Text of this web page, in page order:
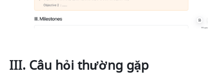
III. Câu hỏi thường gặp